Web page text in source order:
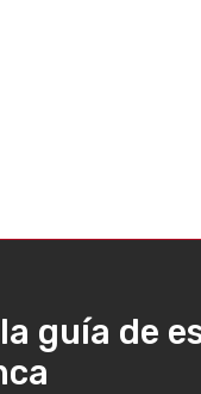
guía de